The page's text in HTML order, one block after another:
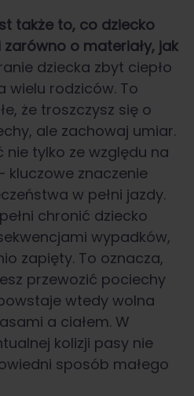
także to, co dziecko
o materiały, jak
dziecka zbyt ciepło
wielu rodziców. To
że troszczysz się o
ale zachowaj umiar.
nie tylko ze względu na
kluczowe znaczenie
w pełni jazdy.
chronić dziecko
wypadków,
zapięty. To oznacza,
przewozić pociechy
wtedy wolna
a ciałem. W
kolizji pasy nie
sposób małego